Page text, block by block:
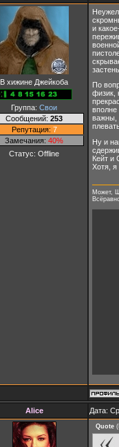
В хижине Джейкоба
Группа: Свои
Сообщений: 253
Репутация: 7
Замечания: 40%
Статус: Offline
и
По
физик,
важны,
Ну и
Кейт и
Хотя, я
Может,
Alice Дата:
Quote (